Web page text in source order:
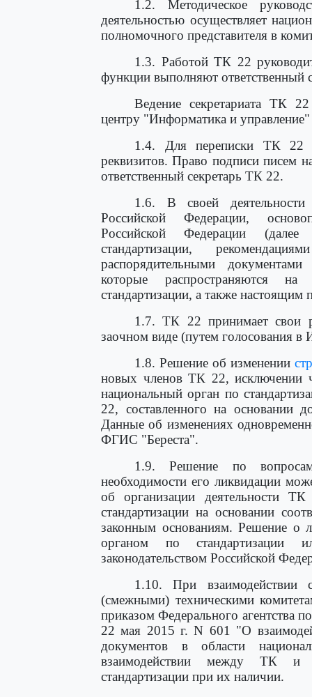
1.2. Методическое
деятельностью осуществляет
полномочного представителя в
1.3. Работой ТК 22 руководит
функции выполняют ответственный
Ведение секретариата ТК
центру "Информатика и
1.4. Для переписки ТК 22
реквизитов. Право подписи писем
ответственный секретарь ТК 22.
1.6. В своей деятельности
Российской Федерации,
Российской Федерации
стандартизации,
распорядительными
которые распространяются на
стандартизации, а также настоящим
1.7. ТК 22 принимает свои
заочном виде (путем голосования в
1.8. Решение об изменении
новых членов ТК 22, исключении
национальный орган по
22, составленного на основании
Данные об изменениях
ФГИС "Береста".
1.9. Решение по
необходимости его ликвидации
об организации деятельности
стандартизации на основании
законным основаниям. Решение о
органом по стандартизации
законодательством Российской
1.10. При взаимодействии
(смежными) техническими
приказом Федерального агентства
22 мая 2015 г. N 601 "О
документов в области
взаимодействии между ТК и
стандартизации при их наличии.